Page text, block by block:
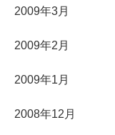
2009年3月
2009年2月
2009年1月
2008年12月